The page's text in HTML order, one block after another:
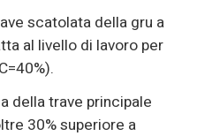
scatolata della gru a
al livello di lavoro per
della trave principale
30% superiore a